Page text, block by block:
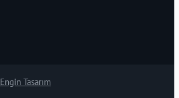
Engin Tasarım